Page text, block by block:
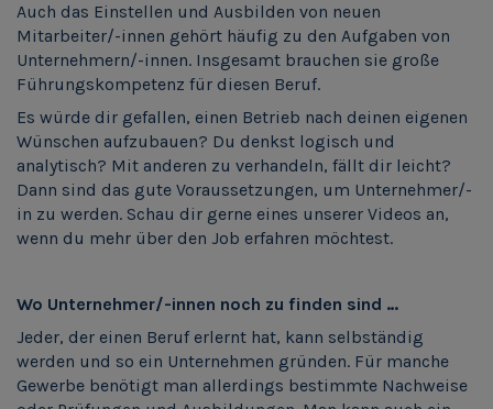
Auch das Einstellen und Ausbilden von neuen
Mitarbeiter/-innen gehört häufig zu den Aufgaben von
Unternehmern/-innen. Insgesamt brauchen sie große
Führungskompetenz für diesen Beruf.
Es würde dir gefallen, einen Betrieb nach deinen eigenen
Wünschen aufzubauen? Du denkst logisch und
analytisch? Mit anderen zu verhandeln, fällt dir leicht?
Dann sind das gute Voraussetzungen, um Unternehmer/-
in zu werden. Schau dir gerne eines unserer Videos an,
wenn du mehr über den Job erfahren möchtest.
Wo Unternehmer/-innen noch zu finden sind …
Jeder, der einen Beruf erlernt hat, kann selbständig
werden und so ein Unternehmen gründen. Für manche
Gewerbe benötigt man allerdings bestimmte Nachweise